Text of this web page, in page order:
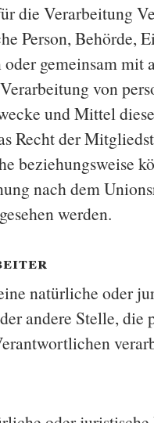
die Verarbeitung
Person, Behörde,
gemeinsam mit
von
und Mittel
Recht der
beziehungsweise
nach dem
werden.
natürliche oder
andere Stelle, die